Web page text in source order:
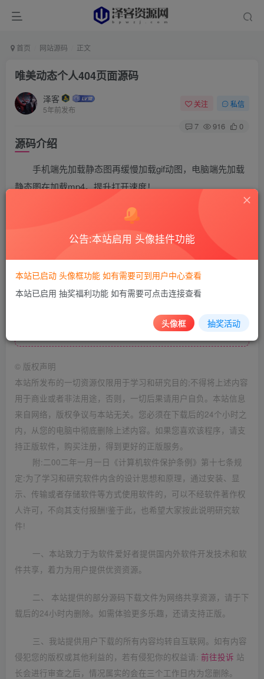
首页 网站源码 正文
唯美动态个人404页面源码
泽客
5年前发布
关注 私信
7 916 0
源码介绍
手机端先加载静态图再缓慢加载gif动图，电脑端先加载
静态图在加载mp4。提升打开速度！
下载地址
此处内容已隐藏，请评论后刷新页面查看.
© 版权声明
本站所发布的一切资源仅限用于学习和研究目的;不得将上述内容
用于商业或者非法用途，否则，一切后果请用户自负。本站信息
来自网络，版权争议与本站无关。您必须在下载后的24个小时之
内，从您的电脑中彻底删除上述内容。如果您喜欢该程序，请支
持正版软件，购买注册，得到更好的正版服务。
附:二00二年一月一日《计算机软件保护条例》第十七条规
定:为了学习和研究软件内含的设计思想和原理，通过安装、显
示、传输或者存储软件等方式使用软件的，可以不经软件著作权
人许可，不向其支付报酬!鉴于此，也希望大家按此说明研究软
件!
一、本站致力于为软件爱好者提供国内外软件开发技术和软
件共享，着力为用户提供优资资源。
二、 本站提供的部分源码下载文件为网络共享资源，请于下
载后的24小时内删除。如需体验更多乐趣，还请支持正版。
三、我站提供用户下载的所有内容均转自互联网。如有内容
侵犯您的版权或其他利益的，若有侵犯你的权益请: 前往投诉 站
长会进行审查之后，情况属实的会在三个工作日内为您删除。
公告:本站启用 头像挂件功能
本站已启动 头像框功能 如有需要可到用户中心查看
本站已启用 抽奖福利功能 如有需要可点击连接查看
头像框 抽奖活动